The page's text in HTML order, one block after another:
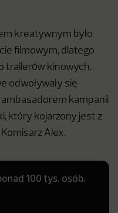
kreatywnym było
filmowym, dlatego
trailerów kinowych.
odwoływały się
kampanii
który kojarzony jest z
Alex.
100 tys. osób.